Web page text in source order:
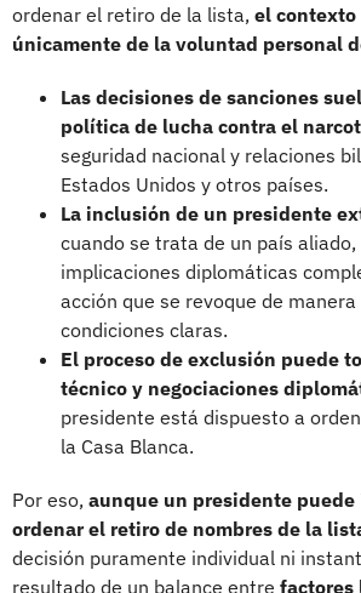
ordenar el retiro de la lista, el contexto
únicamente de la voluntad personal
Las decisiones de sanciones
política de lucha contra el
seguridad nacional y relaciones
Estados Unidos y otros países.
La inclusión de un presidente
cuando se trata de un país aliado,
implicaciones diplomáticas
acción que se revoque de
condiciones claras.
El proceso de exclusión puede
técnico y negociaciones
presidente está dispuesto a
la Casa Blanca.
Por eso, aunque un presidente
ordenar el retiro de nombres de la
decisión puramente individual ni
resultado de un balance entre factores